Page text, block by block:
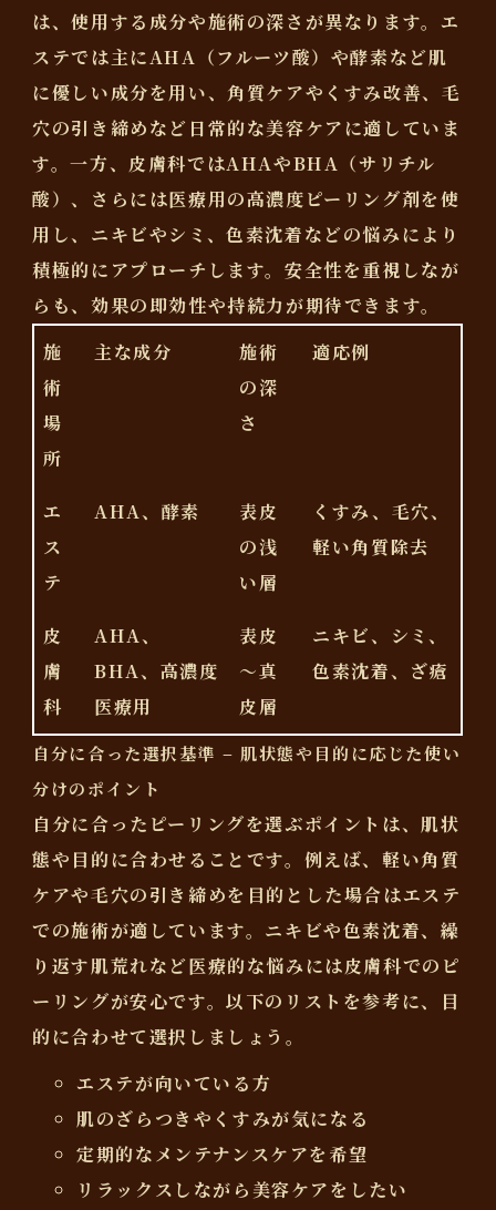
は、使用する成分や施術の深さが異なります。エ
ステでは主にAHA（フルーツ酸） や酵素など肌
に優しい成分を用い、角質ケアやくすみ改善、毛
穴の引き締めなど日常的な美容ケアに適していま
す。一方、皮膚科ではAHAやBHA（サリチル
酸）、さらには医療用の高濃度ピーリング剤を使
用し、ニキビやシミ、色素沈着などの悩みにより
積極的にアプローチします。安全性を重視しなが
らも、効果の即効性や持続力が期待できます。
施
術
場
所
主な成分
施術
の深
さ
適応例
エ
ス
テ
AHA、酵素
表皮
の浅
い層
くすみ、毛穴、
軽い角質除去
皮
膚
科
AHA、
BHA、高濃度
医療用
表皮
～真
皮層
ニキビ、シミ、
色素沈着、ざ瘡
自分に合った選択基準 – 肌状態や目的に応じた使い
分けのポイント
自分に合ったピーリングを選ぶポイントは、肌状
態や 目的に合わせることです。例えば、軽い角質
ケアや毛穴の引き締めを目的とした場合はエステ
での施術が適しています。ニキビや色素沈着、繰
り返す肌荒れなど医療的な悩みには皮膚科でのピ
ーリングが安心です。以下のリストを参考に、目
的に合わせて選択しましょう。
エステが向いている方
肌のざらつきやくすみが気になる
定期的なメンテナンスケアを希望
リラックスしながら美容ケアをしたい